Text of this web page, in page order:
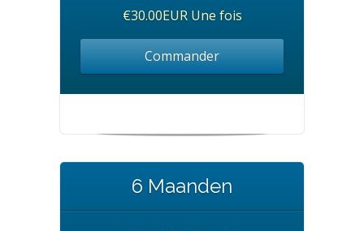
€30.00EUR Une fois
Commander
6 Maanden